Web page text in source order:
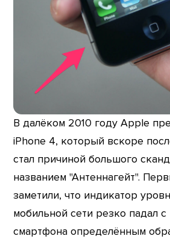
В далёком 2010 году Apple
iPhone 4, который вскоре
стал причиной большого
названием "Антеннагейт".
заметили, что индикатор
мобильной сети резко падал
смартфона определённым